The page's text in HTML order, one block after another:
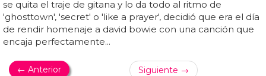
se quita el traje de gitana y lo da todo al ritmo de
'ghosttown', 'secret' o 'like a prayer', decidió que era el día
de rendir homenaje a david bowie con una canción que
encaja perfectamente...
← Anterior Siguiente →